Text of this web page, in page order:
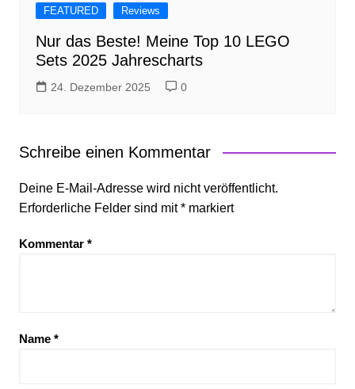
FEATURED Reviews
Nur das Beste! Meine Top 10 LEGO
Sets 2025 Jahrescharts
24. Dezember 2025 0
Schreibe einen Kommentar
Deine E-Mail-Adresse wird nicht veröffentlicht.
Erforderliche Felder sind mit*markiert
Kommentar *
Name *